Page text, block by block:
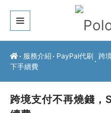
關於我們
服務介紹
服務介紹 PayPal代刷
跨
下手續費
跨境支付不再燒錢